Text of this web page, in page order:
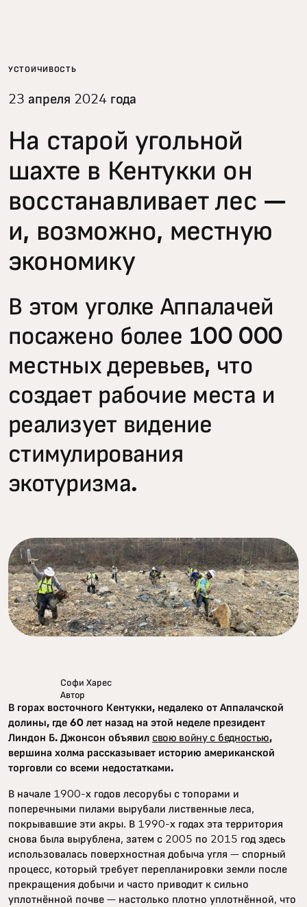
Для бизнеса
Для новаторов
Новости и тренды
УСТОЙЧИВОСТЬ
23 апреля 2024 года
На старой угольной
шахте в Кентукки он
восстанавливает лес —
и, возможно, местную
экономику
В этом уголке Аппалачей
посажено более 100 000
местных деревьев, что
создает рабочие места и
реализует видение
стимулирования
экотуризма.
Софи Харес
Автор
В горах восточного Кентукки, недалеко от Аппалачской
долины, где 60 лет назад на этой неделе президент
Линдон Б. Джонсон объявил свою войну с бедностью,
вершина холма рассказывает историю американской
торговли со всеми недостатками.
В начале 1900-х годов лесорубы с топорами и
поперечными пилами вырубали лиственные леса,
покрывавшие эти акры. В 1990-х годах эта территория
снова была вырублена, затем с 2005 по 2015 год здесь
использовалась поверхностная добыча угля — спорный
процесс, который требует перепланировки земли после
прекращения добычи и часто приводит к сильно
уплотнённой почве — настолько плотно уплотнённой, что